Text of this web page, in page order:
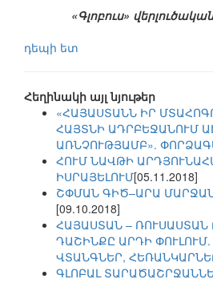
«Գլոբուս»
դեպի ետ
Հեղինակի այլ նյութեր
«ՀԱՅԱՍՏԱՆՆ ԻՐ
ՀԱՅՏՆԻ ԱԴՐԲԵՋԱՆՈՒՄ
ԱՌՆՉՈՒԹՅԱՄԲ».
ՀՈՒՄ ՆԱՎԹԻ
ԻՍՐԱՅԵԼՈՒՄ[05.11.2018]
ՇՓՄԱՆ ԳԻԾ–ԱՐԱ
[09.10.2018]
ՀԱՅԱՍՏԱՆ –
ԴԱՇԻՆՔԸ ԱՐԴԻ
ՎՏԱՆԳՆԵՐ,
ԳԼՈԲԱԼ